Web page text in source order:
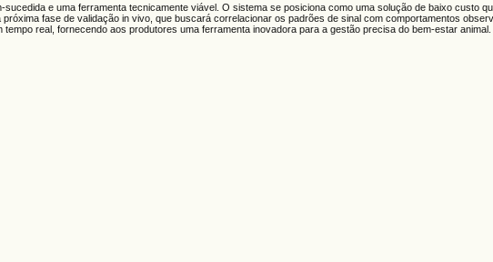
e uma ferramenta tecnicamente viável. O sistema se posiciona como uma solução de baixo custo
fase de validação in vivo, que buscará correlacionar os padrões de sinal com comportamentos
real, fornecendo aos produtores uma ferramenta inovadora para a gestão precisa do bem-estar animal.